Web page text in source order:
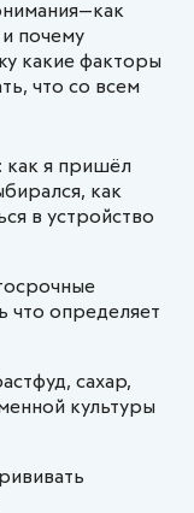
почему
какие факторы
что со всем
как я пришёл
как
в устройство
что определяет
сахар,
культуры